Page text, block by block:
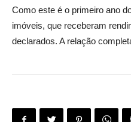
Como este é o primeiro ano
imóveis, que receberam
declarados. A relação